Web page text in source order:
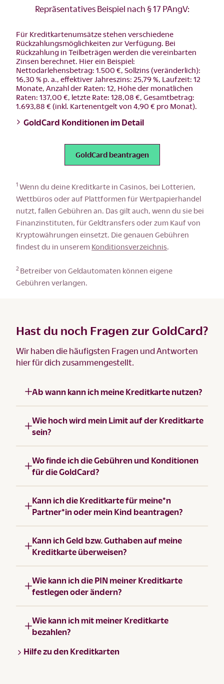
Repräsentatives Beispiel nach § 17 PAngV:
Für Kreditkartenumsätze stehen verschiedene
Rückzahlungsmöglichkeiten zur Verfügung. Bei
Rückzahlung in Teilbeträgen werden die vereinbarten
Zinsen berechnet. Hier ein Beispiel:
Nettodarlehensbetrag: 1.500 €, Sollzins (veränderlich):
16,30 % p. a., effektiver Jahreszins: 25,79 %, Laufzeit: 12
Monate, Anzahl der Raten: 12, Höhe der monatlichen
Raten: 137,00 €, letzte Rate: 128,08 €, Gesamtbetrag:
1.693,88 € (inkl. Kartenentgelt von 4,90 € pro Monat).
GoldCard Konditionen im Detail
GoldCard beantragen
1Wenn du deine Kreditkarte in Casinos, bei Lotterien,
Wettbüros oder auf Plattformen für Wertpapierhandel
nutzt, fallen Gebühren an. Das gilt auch, wenn du sie bei
Finanzinstituten, für Geldtransfers oder zum Kauf von
Kryptowährungen einsetzt. Die genauen Gebühren
findest du in unserem Konditionsverzeichnis
2 Betreiber von Geldautomaten können eigene
Gebühren verlangen.
Hast du noch Fragen zur GoldCard?
Wir haben die häufigsten Fragen und Antworten
hier für dich zusammengestellt.
Ab wann kann ich meine Kreditkarte nutzen?
Wie hoch wird mein Limit auf der Kreditkarte
sein?
Wo finde ich die Gebühren und Konditionen
für die GoldCard?
Kann ich die Kreditkarte für meine*n
Partner*in oder mein Kind beantragen?
Kann ich Geld bzw. Guthaben auf meine
Kreditkarte überweisen?
Wie kann ich die PIN meiner Kreditkarte
festlegen oder ändern?
Wie kann ich mit meiner Kreditkarte
bezahlen?
Hilfe zu den Kreditkarten